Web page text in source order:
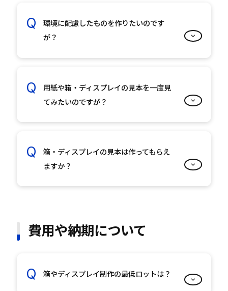
環境に配慮したものを作りたいのです
が？
用紙や箱・ディスプレイの見本を一度見
てみたいのですが？
箱・ディスプレイの見本は作ってもらえ
ますか？
費用や納期について
箱やディスプレイ制作の最低ロットは？